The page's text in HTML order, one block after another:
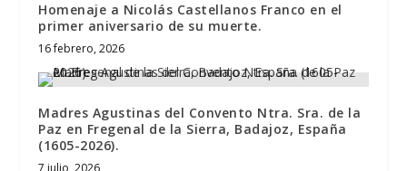
Homenaje a Nicolás Castellanos Franco en el
primer aniversario de su muerte.
16 febrero, 2026
Madres Agustinas del Convento Ntra. Sra. de la
Paz en Fregenal de la Sierra, Badajoz, España
(1605-2026).